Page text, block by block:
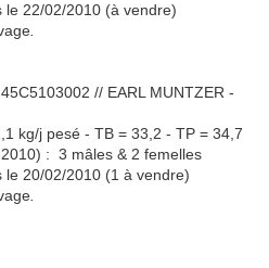
le 22/02/2010 (à vendre)
// EARL MUNTZER -
kg/j pesé - TB = 33,2 - TP = 34,7
: 3 mâles & 2 femelles
20/02/2010 (1 à vendre)